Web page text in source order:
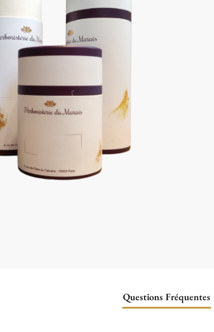
Questions Fréquentes